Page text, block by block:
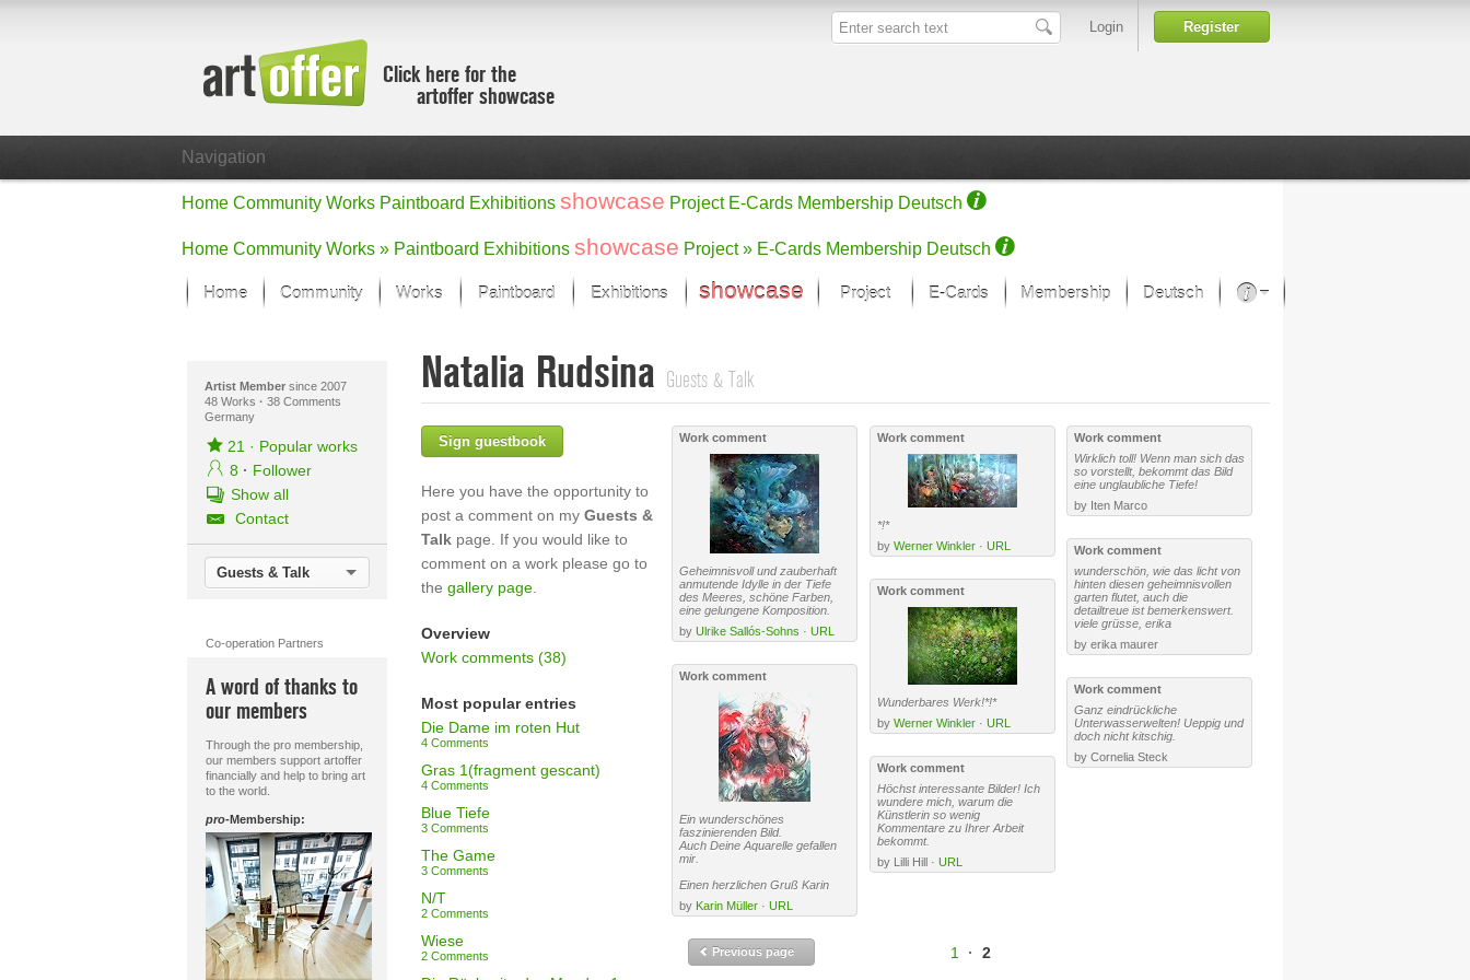
Click here for the
artoffer showcase
Login Register
Navigation
Home Community Works Paintboard Exhibitions showcase Project E-Cards Membership Deutsch
Home Community Works » Paintboard Exhibitions showcase Project » E-Cards Membership Deutsch
Home Community Works
Focus on the last month
All focus works
Default View
Works in Focus
All new works
Painting
Sculpture
Digital Arts
Graphics
Photographs
Paintboard Exhibitions showcase Project E-Cards Membership Deutsch
Art Museums
Artist Membersince 2007
48 Works · 38 Comments
Germany
21 · Popular works
8 · Follower
Show all
Contact
Guests & Talk
Co-operation Partners
A word of thanks to
our members
Through the pro membership,
our members support artoffer
financially and help to bring art
to the world.
pro-Membership:
Natalia Rudsina Guests & Talk
Sign guestbook
Here you have the opportunity to
post a comment on my Guests &
Talkpage. If you would like to
comment on a work please go to
the gallery page.
Overview
Work comments (38)
Most popular entries
Die Dame im roten Hut
4 Comments
Gras 1(fragment gescant)
4 Comments
Blue Tiefe
3 Comments
The Game
3 Comments
N/T
2 Comments
Wiese
2 Comments
Work comment
Geheimnisvoll und zauberhaft
anmutende Idylle in der Tiefe
des Meeres, schöne Farben,
eine gelungene Komposition.
byUlrike Sallós-Sohns ·URL
Work comment
Ein wunderschönes
faszinierenden Bild.
Auch Deine Aquarelle gefallen
mir.
Einen herzlichen Gruß Karin
by Karin Müller ·URL
Work comment
*!*
by Werner Winkler· URL
Work comment
Wunderbares Werk!*!*
by Werner Winkler· URL
Work comment
Höchst interessante Bilder! Ich
wundere mich, warum die
Künstlerin so wenig
Kommentare zu Ihrer Arbeit
bekommt.
by Lilli Hill · URL
Work comment
Wirklich toll! Wenn man sich das
so vorstellt, bekommt das Bild
eine unglaubliche Tiefe!
by Iten Marco
Work comment
wunderschön, wie das licht von
hinten diesen geheimnisvollen
garten flutet, auch die
detailtreue ist bemerkenswert.
viele grüsse, erika
by erika maurer
Work comment
Ganz eindrückliche
Unterwasserwelten! Ueppig und
doch nicht kitschig.
by Cornelia Steck
Previous page 1 · 2